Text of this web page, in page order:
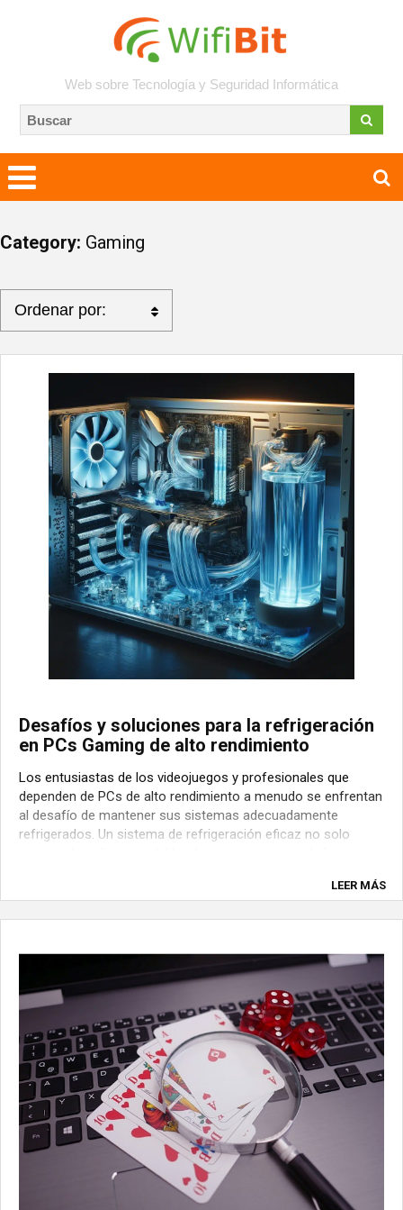
Web sobre Tecnología y Seguridad Informática
Category: Gaming
Ordenar por:
Desafíos y soluciones para la refrigeración
en PCs Gaming de alto rendimiento
Los entusiastas de los videojuegos y profesionales que
dependen de PCs de alto rendimiento a menudo se enfrentan
al desafío de mantener sus sistemas adecuadamente
refrigerados. Un sistema de refrigeración eficaz no solo
LEER MÁS